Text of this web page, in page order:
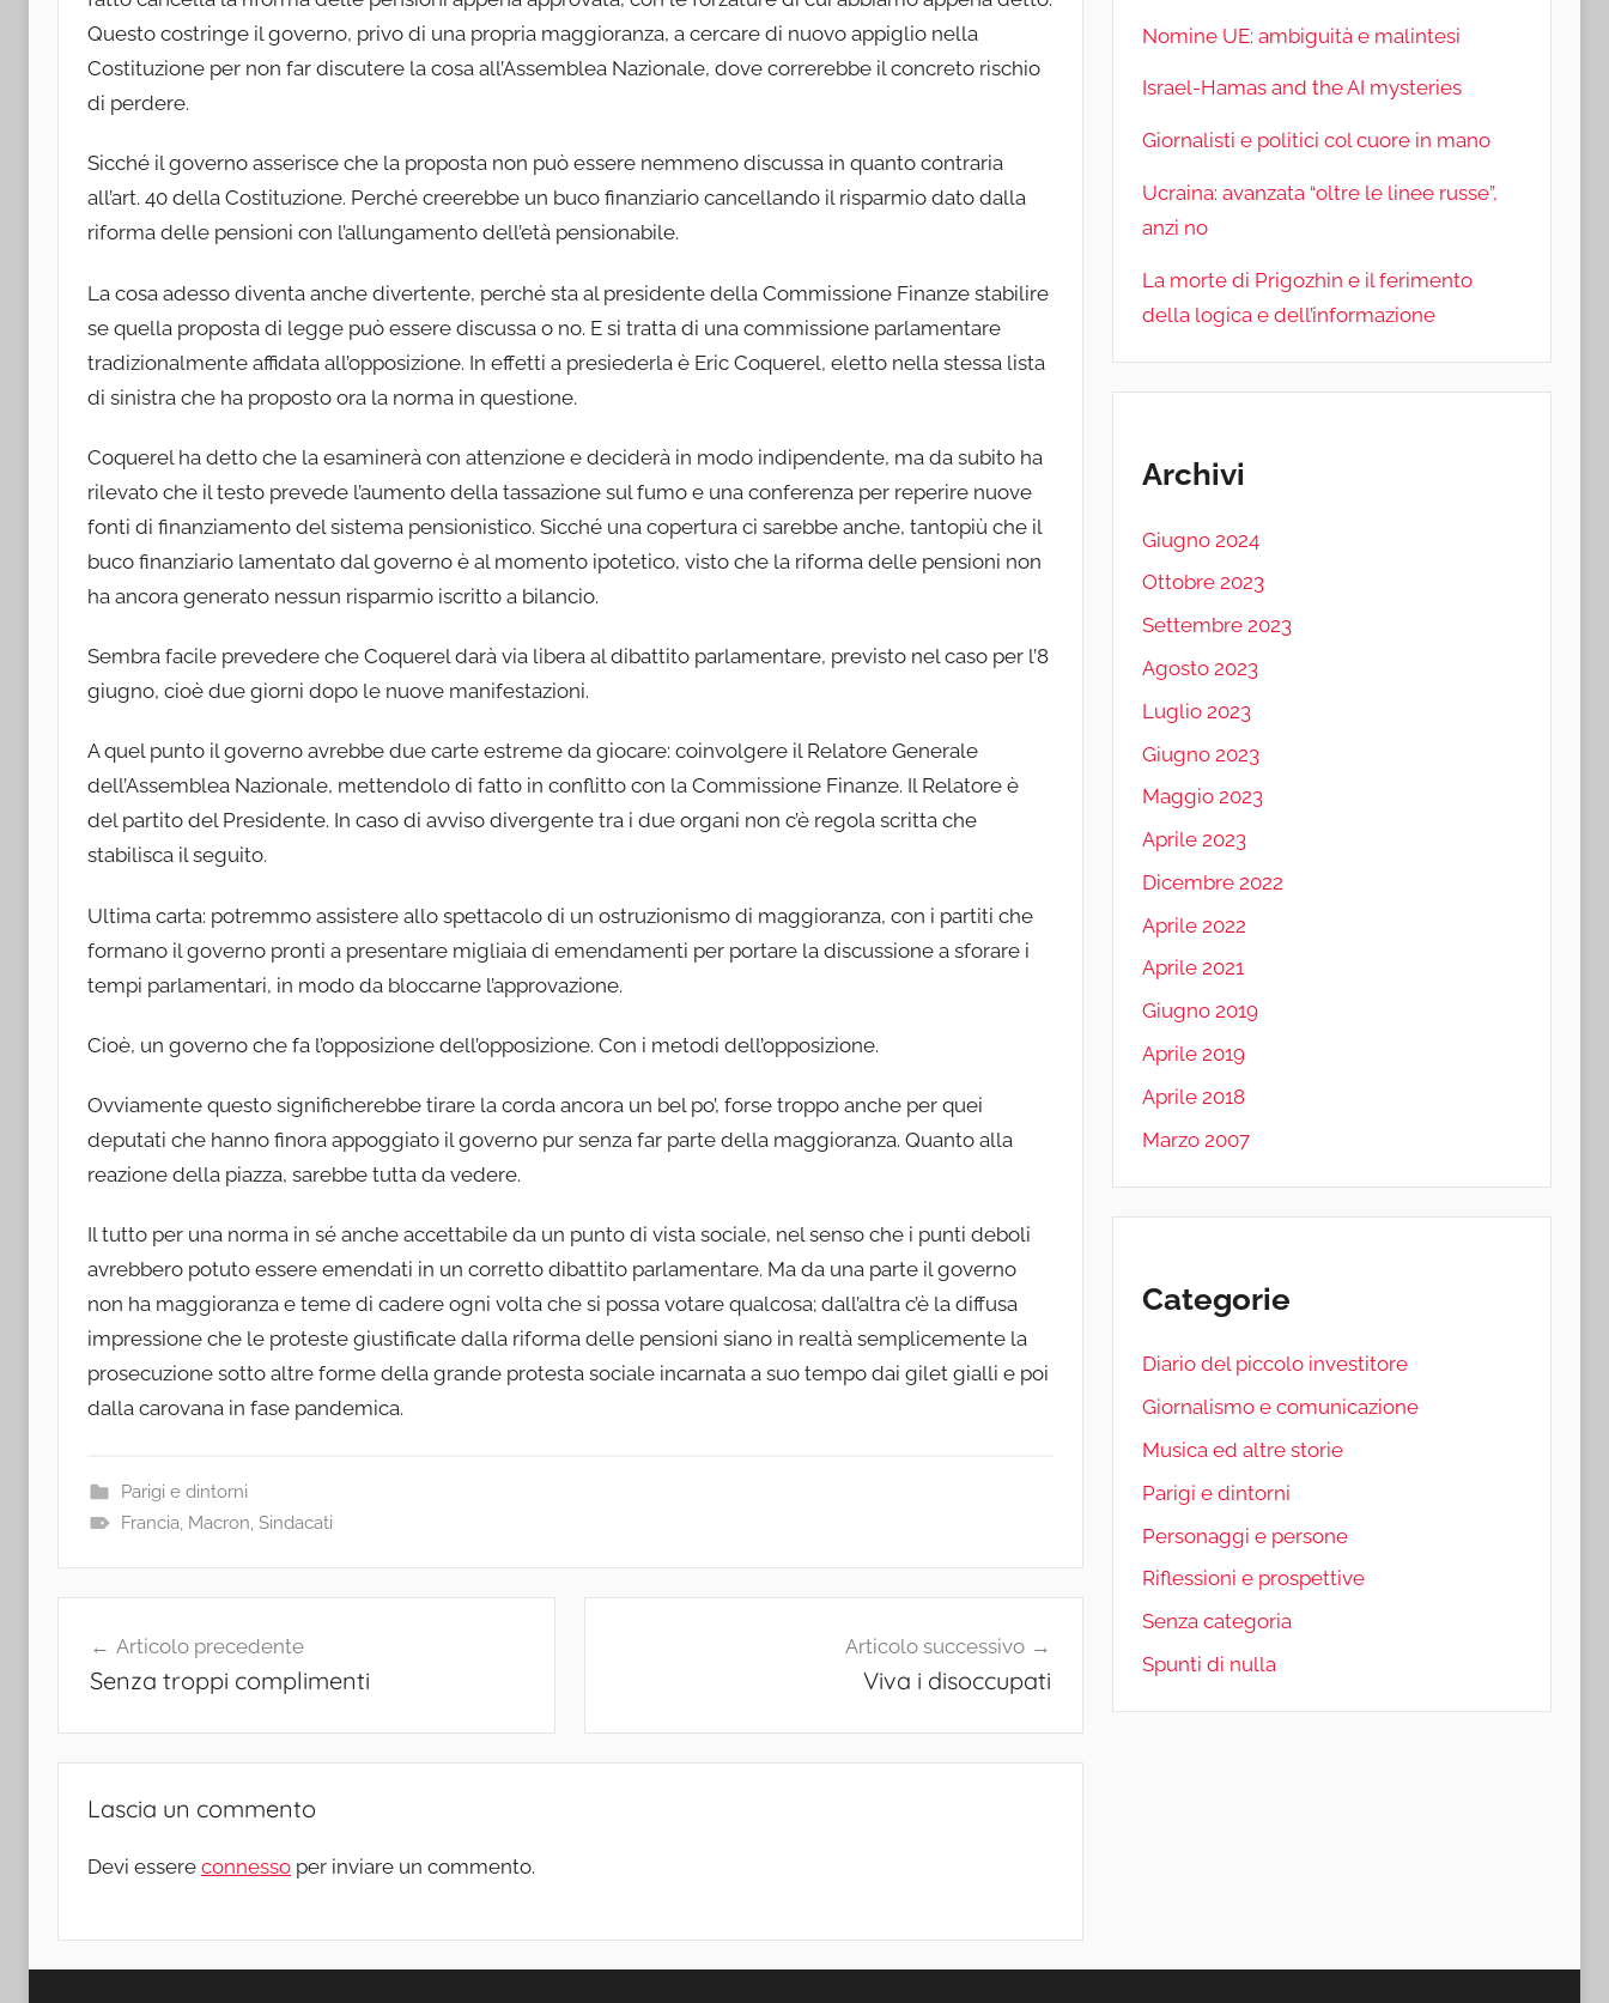
Questo costringe il governo, privo di una propria maggioranza, a cercare di nuovo appiglio nella
Costituzione per non far discutere la cosa all’Assemblea Nazionale, dove correrebbe il concreto rischio
di perdere.
Sicché il governo asserisce che la proposta non può essere nemmeno discussa in quanto contraria
all’art. 40 della Costituzione. Perché creerebbe un buco finanziario cancellando il risparmio dato dalla
riforma delle pensioni con l’allungamento dell’età pensionabile.
La cosa adesso diventa anche divertente, perché sta al presidente della Commissione Finanze stabilire
se quella proposta di legge può essere discussa o no. E si tratta di una commissione parlamentare
tradizionalmente affidata all’opposizione. In effetti a presiederla è Eric Coquerel, eletto nella stessa lista
di sinistra che ha proposto ora la norma in questione.
Coquerel ha detto che la esaminerà con attenzione e deciderà in modo indipendente, ma da subito ha
rilevato che il testo prevede l’aumento della tassazione sul fumo e una conferenza per reperire nuove
fonti di finanziamento del sistema pensionistico. Sicché una copertura ci sarebbe anche, tantopiù che il
buco finanziario lamentato dal governo è al momento ipotetico, visto che la riforma delle pensioni non
ha ancora generato nessun risparmio iscritto a bilancio.
Sembra facile prevedere che Coquerel darà via libera al dibattito parlamentare, previsto nel caso per l’8
giugno, cioè due giorni dopo le nuove manifestazioni.
A quel punto il governo avrebbe due carte estreme da giocare: coinvolgere il Relatore Generale
dell’Assemblea Nazionale, mettendolo di fatto in conflitto con la Commissione Finanze. Il Relatore è
del partito del Presidente. In caso di avviso divergente tra i due organi non c’è regola scritta che
stabilisca il seguito.
Ultima carta: potremmo assistere allo spettacolo di un ostruzionismo di maggioranza, con i partiti che
formano il governo pronti a presentare migliaia di emendamenti per portare la discussione a sforare i
tempi parlamentari, in modo da bloccarne l’approvazione.
Cioè, un governo che fa l’opposizione dell’opposizione. Con i metodi dell’opposizione.
Ovviamente questo significherebbe tirare la corda ancora un bel po’, forse troppo anche per quei
deputati che hanno finora appoggiato il governo pur senza far parte della maggioranza. Quanto alla
reazione della piazza, sarebbe tutta da vedere.
Il tutto per una norma in sé anche accettabile da un punto di vista sociale, nel senso che i punti deboli
avrebbero potuto essere emendati in un corretto dibattito parlamentare. Ma da una parte il governo
non ha maggioranza e teme di cadere ogni volta che si possa votare qualcosa; dall’altra c’è la diffusa
impressione che le proteste giustificate dalla riforma delle pensioni siano in realtà semplicemente la
prosecuzione sotto altre forme della grande protesta sociale incarnata a suo tempo dai gilet gialli e poi
dalla carovana in fase pandemica.
Parigi e dintorni
Francia, Macron, Sindacati
articoliArticolo precedente
Senza troppi complimenti
Articolo successivo
Viva i disoccupati
Lascia un commento
Devi essere connesso per inviare un commento.
Nomine UE: ambiguità e malintesi
Israel-Hamas and the AI mysteries
Giornalisti e politici col cuore in mano
Ucraina: avanzata “oltre le linee russe”,
anzi no
La morte di Prigozhin e il ferimento
della logica e dell’informazione
Archivi
Giugno 2024
Ottobre 2023
Settembre 2023
Agosto 2023
Luglio 2023
Giugno 2023
Maggio 2023
Aprile 2023
Dicembre 2022
Aprile 2022
Aprile 2021
Giugno 2019
Aprile 2019
Aprile 2018
Marzo 2007
Categorie
Diario del piccolo investitore
Giornalismo e comunicazione
Musica ed altre storie
Parigi e dintorni
Personaggi e persone
Riflessioni e prospettive
Senza categoria
Spunti di nulla